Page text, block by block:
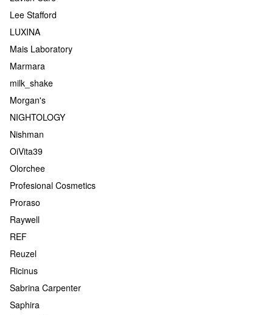
Lee Stafford
LUXINA
Mais Laboratory
Marmara
milk_shake
Morgan's
NIGHTOLOGY
Nishman
OiVita39
Olorchee
Profesional Cosmetics
Proraso
Raywell
REF
Reuzel
Ricinus
Sabrina Carpenter
Saphira